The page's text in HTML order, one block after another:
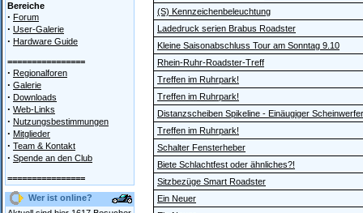
Bereiche
· Forum
· User-Galerie
· Hardware Guide
================
· Regionalforen
· Galerie
· Downloads
· Web-Links
· Nutzungsbestimmungen
· Mitglieder
· Team & Kontakt
· Spende an den Club
================
Wer ist online?
(S) Kennzeichenbeleuchtung
Ladedruck serien Brabus Roadster
Kleine Saisonabschluss Tour am Sonntag 9.10
Rhein-Ruhr-Roadster-Treff
Treffen im Ruhrpark!
Treffen im Ruhrpark!
Distanzscheiben Spikeline - Einäugiger
Treffen im Ruhrpark!
Schalter Fensterheber
Biete Schlachtfest oder ähnliches?!
Sitzbezüge Smart Roadster
Ein Neuer